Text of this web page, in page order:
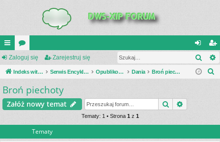
UI
C
K
_L
or
a
al
og
ar
ej
Zaloguj się Zarejestruj się
Indeks witryny Serwis Encyklopedia Uzbrojenia Opublikowane zestawienia Dania Broń piechoty
j
Broń piechoty
Załóż nowy temat Szukaj
Tematy: 1 • Strona 1 z 1
Tematy